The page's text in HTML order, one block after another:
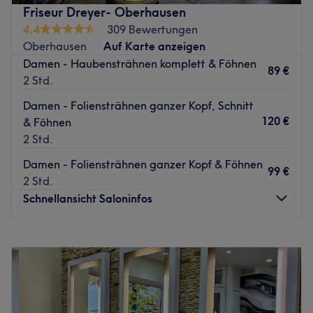
Friseur Dreyer- Oberhausen
4,4
309 Bewertungen
Oberhausen
Auf Karte anzeigen
Damen - Haubensträhnen komplett & Föhnen
2 Std.
89 €
Damen - Foliensträhnen ganzer Kopf, Schnitt
& Föhnen
2 Std.
120 €
Damen - Foliensträhnen ganzer Kopf & Föhnen
2 Std.
99 €
Schnellansicht Saloninfos
Dienstag
09:00
Mittwoch
09:00–18:00
Donnerstag
09:00–18:00
Freitag
09:00 –18:00